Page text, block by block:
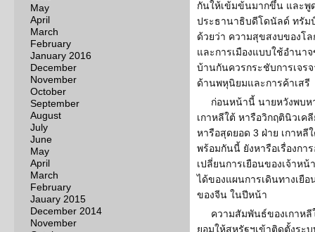
May
April
March
February
January 2016
December
November
October
September
August
July
June
May
April
March
February
Jauary 2015
December 2014
November
กันให้เข้มข้นมากขึ้น และพู
ประธานาธิบดีโดนัลด์ ทรัม
ด้วยว่า ความสุขสงบของโ
และการเมืองแบบใช้อำนา
บ้านกันควรกระชับการเจร
ด้านพหุนิยมและการค้าเสรี
ก่อนหน้านี้ นายหวังพบห
เกาหลีใต้ หารือวิกฤตินิวเค
หารือสุดยอด 3 ฝ่าย เกาห
พร้อมกันนี้ ยังหารือเรื่องกา
เปลี่ยนการเยือนของเจ้าห
ได้ของแผนการเดินทางเยื
ของจีน ในปีหน้า
ความสัมพันธ์ของเกาหลี
ยอมให้สหรัฐฯเข้าติดตั้งระ